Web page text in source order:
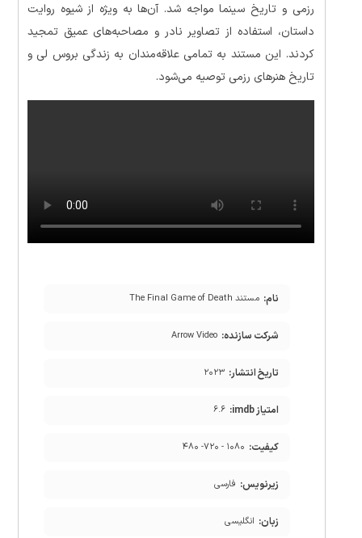
رزمی و تاریخ سینما مواجه شد. آن‌ها به ویژه از شیوه روایت
داستان، استفاده از تصاویر نادر و مصاحبه‌های عمیق تمجید
کردند. این مستند به تمامی علاقه‌مندان به زندگی بروس لی و
تاریخ هنرهای رزمی توصیه می‌شود.
نام: مستند The Final Game of Death
شرکت سازنده: Arrow Video
تاریخ انتشار: ۲۰۲۳
امتیاز imdb: ۶.۶
کیفیت: ۱۰۸۰ - ۷۲۰- ۴۸۰
زیرنویس: فارسی
زبان: انگلیسی